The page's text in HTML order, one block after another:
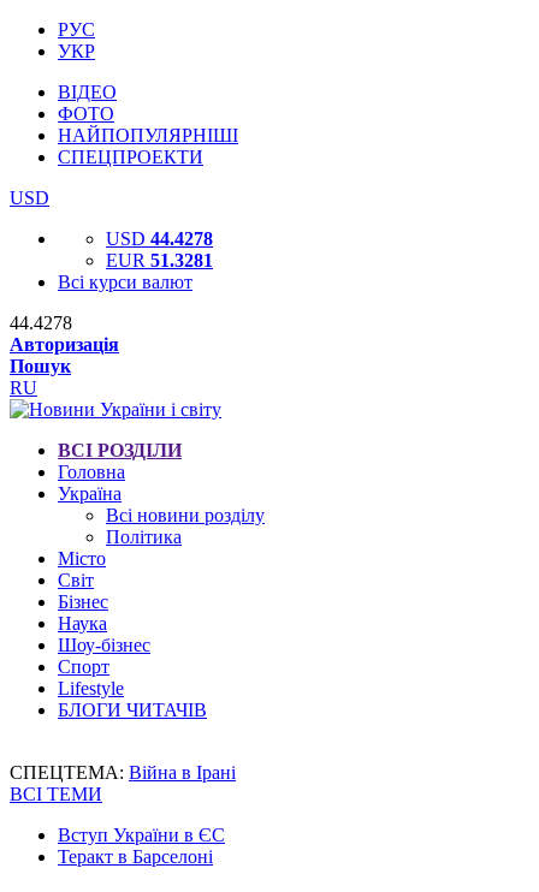
РУС
УКР
ВІДЕО
ФОТО
НАЙПОПУЛЯРНІШІ
СПЕЦПРОЕКТИ
USD
USD 44.4278
EUR 51.3281
Всі курси валют
44.4278
Авторизація
Пошук
RU
ВСІ РОЗДІЛИ
Головна
Україна
Всі новини розділу
Політика
Місто
Світ
Бізнес
Наука
Шоу-бізнес
Спорт
Lifestyle
БЛОГИ ЧИТАЧІВ
СПЕЦТЕМА: Війна в Ірані
ВСІ ТЕМИ
Вступ України в ЄС
Теракт в Барселоні